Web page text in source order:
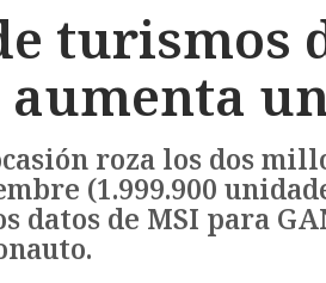
turismos
roza los dos
(1.999.900
datos de MSI para